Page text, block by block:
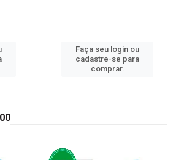
Faça seu login ou
cadastre-se para
comprar.